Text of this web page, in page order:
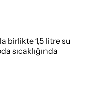
birlikte 1,5 litre su
sıcaklığında